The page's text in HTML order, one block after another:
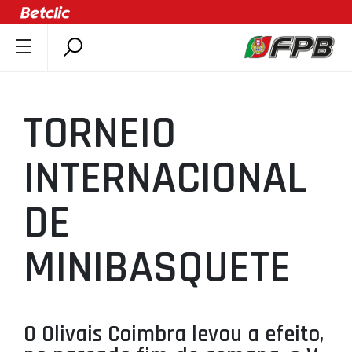
ÚLTIMAS
COMPETIÇÕES
ASSOCIAÇÕES
CLUBES
AGENTES
AGENDA
MINIBASQUETE
TORNEIO
INTERNACIONAL
DE
MINIBASQUETE
O Olivais Coimbra levou a efeito,